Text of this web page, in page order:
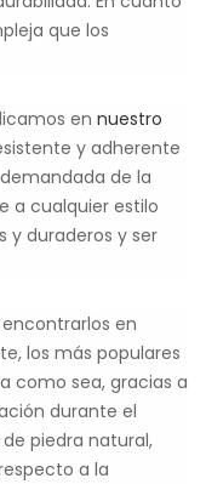
que los
en nuestro
y adherente
de la
a cualquier estilo
y duraderos y ser
encontrarlos en
los más populares
como sea, gracias a
durante el
piedra natural,
a la